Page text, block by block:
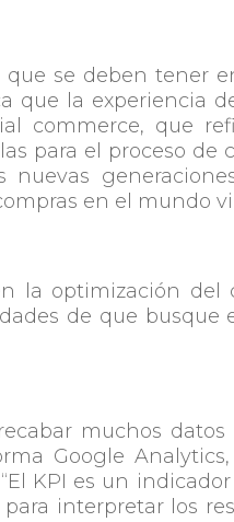
que se deben tener
que la experiencia
commerce, que
para el proceso de
nuevas
en el mundo
la optimización del
de que busque
muchos datos
Google
KPI es un
interpretar los